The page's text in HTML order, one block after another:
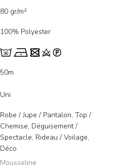
80 gr/m²
100% Polyester
50m
Uni
Robe / Jupe / Pantalon, Top /
Chemise, Déguisement /
Spectacle, Rideau / Voilage,
Déco
Mousseline